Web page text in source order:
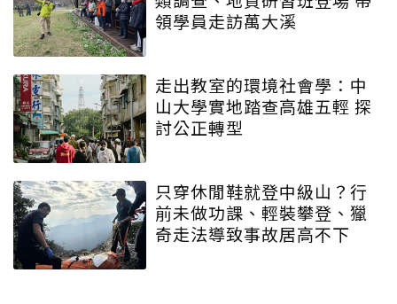
領學員走訪萬大溪
走出教室的環境社會學：中
山大學實地踏查高雄五輕 探
討公正轉型
只穿休閒鞋就登中級山？行
前未做功課、輕裝攀登、獵
奇走法導致事故居高不下